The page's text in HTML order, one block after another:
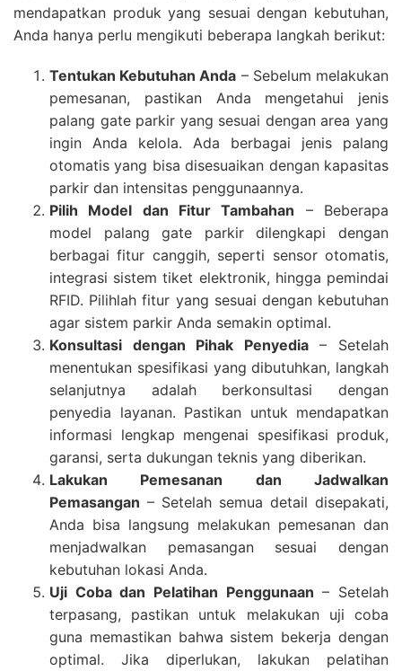
mendapatkan produk yang sesuai dengan kebutuhan,
Anda hanya perlu mengikuti beberapa langkah berikut:
Tentukan Kebutuhan Anda – Sebelum melakukan
pemesanan, pastikan Anda mengetahui jenis
palang gate parkir yang sesuai dengan area yang
ingin Anda kelola. Ada berbagai jenis palang
otomatis yang bisa disesuaikan dengan kapasitas
parkir dan intensitas penggunaannya.
Pilih Model dan Fitur Tambahan – Beberapa
model palang gate parkir dilengkapi dengan
berbagai fitur canggih, seperti sensor otomatis,
integrasi sistem tiket elektronik, hingga pemindai
RFID. Pilihlah fitur yang sesuai dengan kebutuhan
agar sistem parkir Anda semakin optimal.
Konsultasi dengan Pihak Penyedia– Setelah
menentukan spesifikasi yang dibutuhkan, langkah
selanjutnya adalah berkonsultasi dengan
penyedia layanan. Pastikan untuk mendapatkan
informasi lengkap mengenai spesifikasi produk,
garansi, serta dukungan teknis yang diberikan.
Lakukan Pemesanan dan Jadwalkan
Pemasangan – Setelah semua detail disepakati,
Anda bisa langsung melakukan pemesanan dan
menjadwalkan pemasangan sesuai dengan
kebutuhan lokasi Anda.
Uji Coba dan Pelatihan Penggunaan – Setelah
terpasang, pastikan untuk melakukan uji coba
guna memastikan bahwa sistem bekerja dengan
optimal. Jika diperlukan, lakukan pelatihan